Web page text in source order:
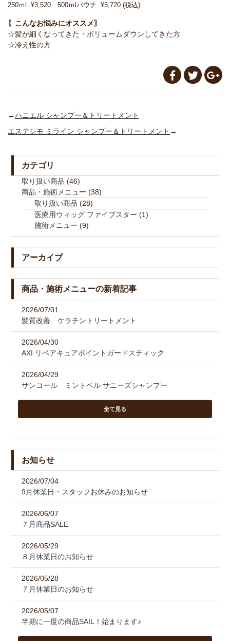
250ｍl ¥3,520 500ｍlパウチ ¥5,720 (税込)
〖こんなお悩みにオススメ〗
☆髪が細くなってきた・ボリュームダウンしてきた方
☆冷え性の方
←ハニエル シャンプー＆トリートメント
エステシモ ミライン シャンプー＆トリートメント →
カテゴリ
取り扱い商品 (46)
商品・施術メニュー (38)
取り扱い商品 (28)
医療用ウィッグ ファイブスター (1)
施術メニュー (9)
アーカイブ
商品・施術メニューの新着記事
2026/07/01
髪質改善 ケラチントリートメント
2026/04/30
AXI リペアキュアポイントガードスティック
2026/04/29
サンコール ミントベル サニーズシャンプー
全て見る
お知らせ
2026/07/04
9月休業日・スタッフお休みのお知らせ
2026/06/07
７月商品SALE
2026/05/29
８月休業日のお知らせ
2026/05/28
７月休業日のお知らせ
2026/05/07
半期に一度の商品SAIL！始まります♪